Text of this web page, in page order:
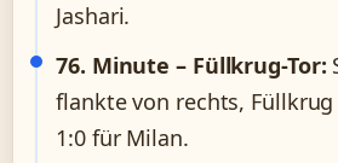
Jashari.
76. Minute – Füllkrug-Tor:
flankte von rechts,
1:0 für Milan.